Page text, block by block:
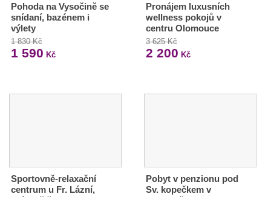
Pohoda na Vysočině se
snídaní, bazénem i
výlety
1 830 Kč
1 590 Kč
Pronájem luxusních
wellness pokojů v
centru Olomouce
3 625 Kč
2 200 Kč
Sportovně-relaxační
centrum u Fr. Lázní,
Pobyt v penzionu pod
Sv. kopečkem v